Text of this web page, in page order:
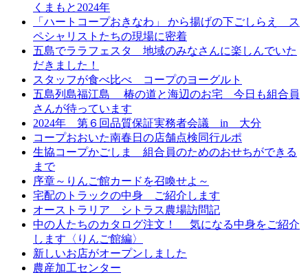
くまもと2024年
「ハートコープおきなわ」 から揚げの下ごしらえ ス
ペシャリストたちの現場に密着
五島でララフェスタ 地域のみなさんに楽しんでいた
だきました！
スタッフが食べ比べ コープのヨーグルト
五島列島福江島 椿の道と海辺のお宅 今日も組合員
さんが待っています
2024年 第６回品質保証実務者会議 in 大分
コープおおいた南春日の店舗点検同行ルポ
生協コープかごしま 組合員のためのおせちができる
まで
序章～りんご館カードを召喚せよ～
宅配のトラックの中身 ご紹介します
オーストラリア シトラス農場訪問記
中の人たちのカタログ注文！ 気になる中身をご紹介
します〈りんご館編〉
新しいお店がオープンしました
農産加工センター